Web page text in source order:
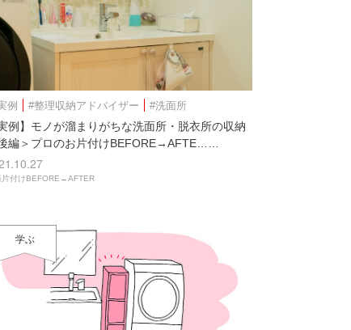
例 #整理収納アドバイザー #洗面所
実例】モノが溜まりがちな洗面所・脱衣所の収納
編＞プロのお片付けBEFORE→AFTE……
片付けBEFORE→AFTER
学ぶ